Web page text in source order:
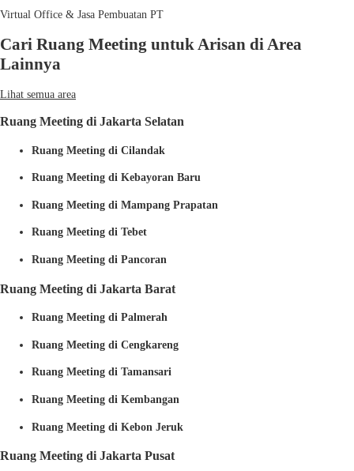
Virtual Office & Jasa Pembuatan PT
Cari Ruang Meeting untuk Arisan di Area
Lainnya
Lihat semua area
Ruang Meeting di Jakarta Selatan
Ruang Meeting di Cilandak
Ruang Meeting di Kebayoran Baru
Ruang Meeting di Mampang Prapatan
Ruang Meeting di Tebet
Ruang Meeting di Pancoran
Ruang Meeting di Jakarta Barat
Ruang Meeting di Palmerah
Ruang Meeting di Cengkareng
Ruang Meeting di Tamansari
Ruang Meeting di Kembangan
Ruang Meeting di Kebon Jeruk
Ruang Meeting di Jakarta Pusat